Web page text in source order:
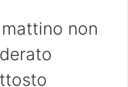
non